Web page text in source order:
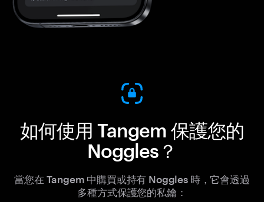
如何使用 Tangem 保護您的
Noggles？
當您在 Tangem 中購買或持有 Noggles 時，它會透過
多種方式保護您的私鑰：